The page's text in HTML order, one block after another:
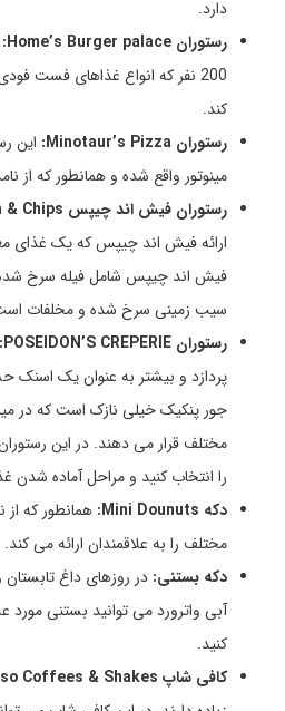
دارد.
رستوران Home’s Burger palace:
200 نفر که انواع غذاهای فست
کند.
رستوران Minotaur’s Pizza:
این
مینوتور واقع شده و همانطور که از
رستوران فیش اند چیپس Sirens Fish & Chips:
ارائه فیش اند چیپس که یک غذای
فیش اند چیپس شامل فیله سرخ شده
سیب زمینی سرخ شده و مخلفات
رستوران POSEIDON’S CREPERIE:
پردازد و بیشتر به عنوان یک
جور پنکیک خیلی نازک است که در
مختلف قرار می دهند. در این
را انتخاب کنید و مراحل آماده شدن
دکه Mini Dounuts:
همانطور که
مختلف را به علاقمندان ارائه می کند.
دکه بستنی: در روزهای داغ
آبی واترورد می توانید بستنی مورد
کنید.
کافی شاپ Calypso Coffees & Shakes: